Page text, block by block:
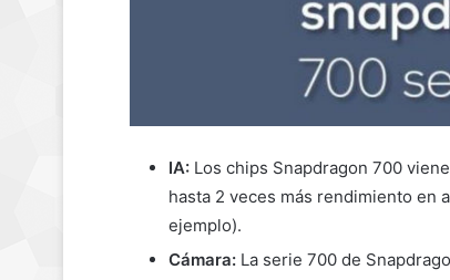
IA: Los chips Snapdragon 700
hasta 2 veces más rendimiento en
ejemplo).
Cámara: La serie 700 de